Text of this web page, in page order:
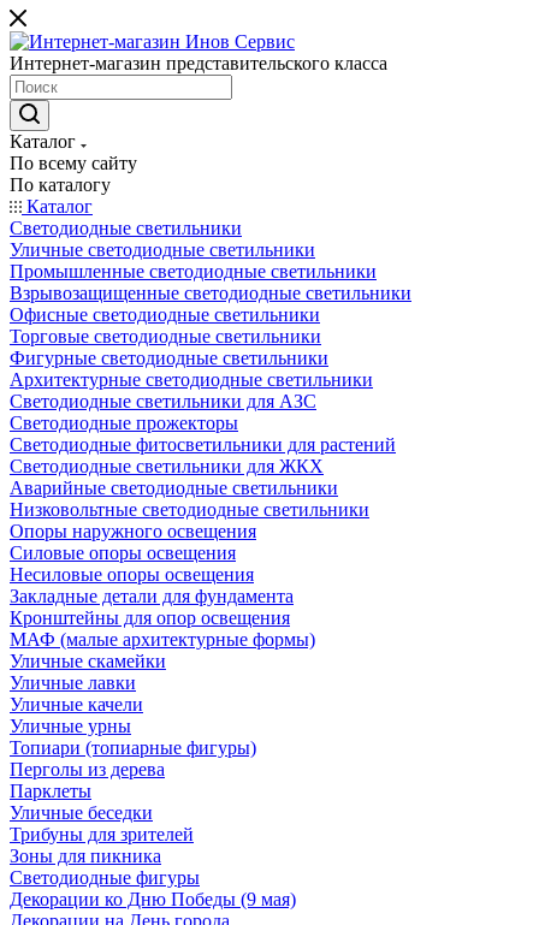
Интернет-магазин представительского класса
Каталог
По всему сайту
По каталогу
Каталог
Светодиодные светильники
Уличные светодиодные светильники
Промышленные светодиодные светильники
Взрывозащищенные светодиодные светильники
Офисные светодиодные светильники
Торговые светодиодные светильники
Фигурные светодиодные светильники
Архитектурные светодиодные светильники
Светодиодные светильники для АЗС
Светодиодные прожекторы
Светодиодные фитосветильники для растений
Светодиодные светильники для ЖКХ
Аварийные светодиодные светильники
Низковольтные светодиодные светильники
Опоры наружного освещения
Силовые опоры освещения
Несиловые опоры освещения
Закладные детали для фундамента
Кронштейны для опор освещения
МАФ (малые архитектурные формы)
Уличные скамейки
Уличные лавки
Уличные качели
Уличные урны
Топиари (топиарные фигуры)
Перголы из дерева
Парклеты
Уличные беседки
Трибуны для зрителей
Зоны для пикника
Светодиодные фигуры
Декорации ко Дню Победы (9 мая)
Декорации на День города